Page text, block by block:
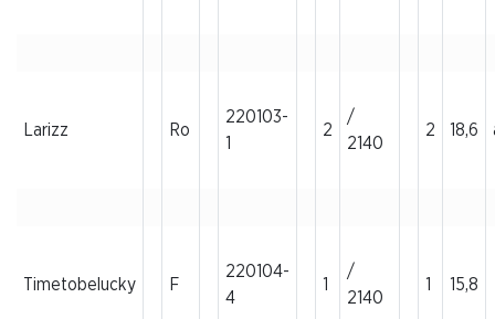
Larizz Ro
220103-
1
2
/
2140
2 18,6
Timetobelucky F
220104-
4
1
/
2140
1 15,8